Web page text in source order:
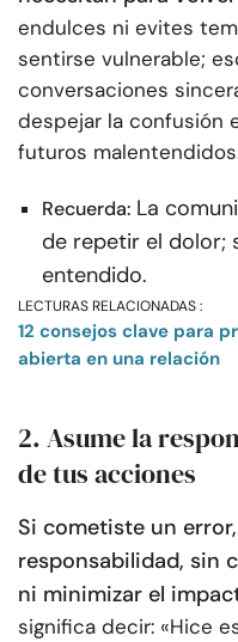
endulces ni evites
sentirse vulnerable;
conversaciones
despejar la confusión
futuros
Recuerda: La
de repetir el dolor;
entendido.
LECTURAS RELACIONADAS :
12 consejos clave para
abierta en una relación
2. Asume la
de tus acciones
Si cometiste un
responsabilidad, sin
ni minimizar el
significa decir: «Hice